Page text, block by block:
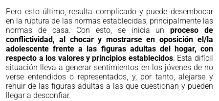
Pero esto último, resulta complicado y puede desembocar
en la ruptura de las normas establecidas, principalmente las
normas de casa. Con esto, se inicia un proceso de
conflictividad, al chocar y mostrarse en oposición el/la
adolescente frente a las figuras adultas del hogar, con
respecto a los valores y principios establecidos. Esta difícil
situación lleva a generar sentimientos en los jóvenes de no
verse entendidos o representados, y, por tanto, alejarse y
rehuir de las figuras adultas a las que cuestionan y pueden
llegar a desconfiar.